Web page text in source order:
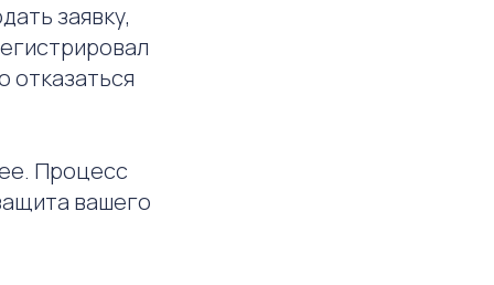
заявку,
отказаться
Процесс
вашего